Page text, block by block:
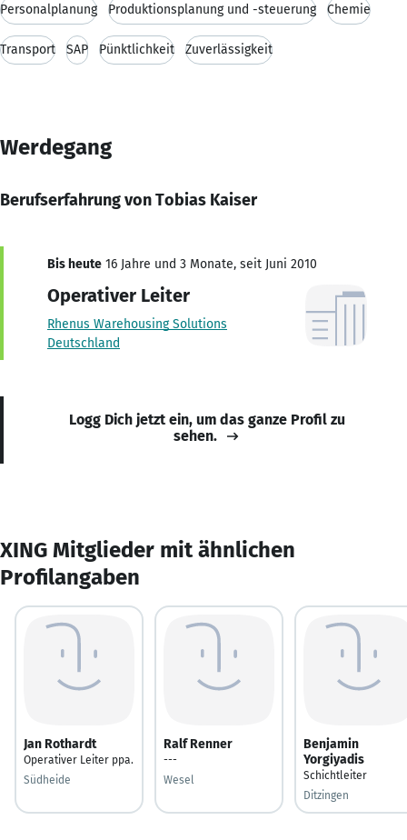
Personalplanung Produktionsplanung und -steuerung Chemie
Transport SAP Pünktlichkeit Zuverlässigkeit
Werdegang
Berufserfahrung von Tobias Kaiser
Bis heute 16 Jahre und 3 Monate, seit Juni 2010
Operativer Leiter
Rhenus Warehousing Solutions
Deutschland
Logg Dich jetzt ein, um das ganze Profil zu
sehen.
XING Mitglieder mit ähnlichen
Profilangaben
Jan Rothardt
Operativer Leiter ppa.
Südheide
Ralf Renner
---
Wesel
Benjamin
Yorgiyadis
Schichtleiter
Ditzingen